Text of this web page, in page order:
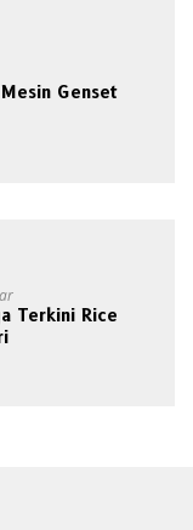
Genset
Terkini Rice